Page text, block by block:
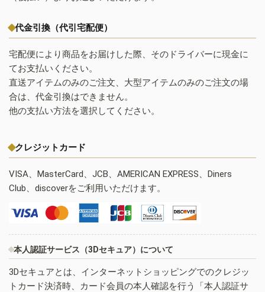
代金引換（代引宅配便）
宅配便により商品をお届けした際、そのドライバーに現金に
てお支払いください。
直送アイテムのみのご注文、大型アイテムのみのご注文の場
合は、代金引換はできません。
他の支払い方法を選択してください。
クレジットカード
VISA、MasterCard、JCB、AMERICAN EXPRESS、Diners
Club、discoverをご利用いただけます。
本人認証サービス（3Dセキュア）について
3Dセキュアとは、インターネットショッピングでのクレジッ
トカード決済時、カード会員の本人確認を行う「本人認証サ